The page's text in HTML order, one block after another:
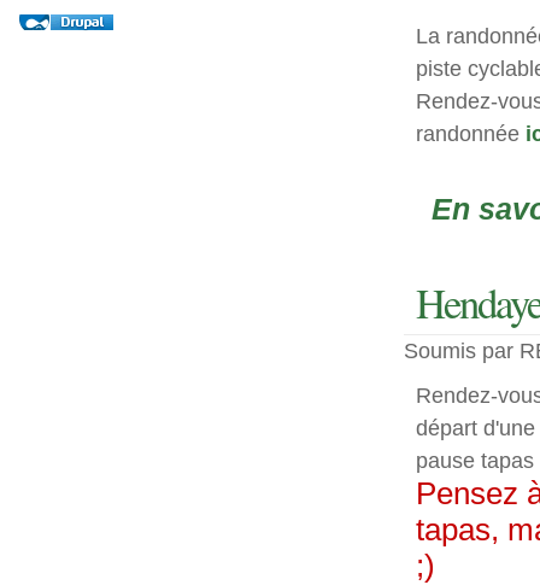
La
piste
Rendez-
randonnée
En
Soumis par
Rendez-
départ
pause
Pensez
tapas,
;)